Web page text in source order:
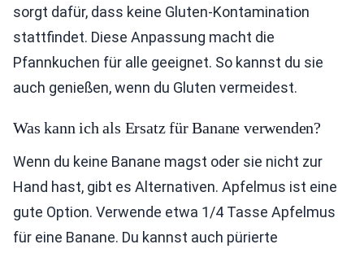
sorgt dafür, dass keine Gluten-Kontamination
stattfindet. Diese Anpassung macht die
Pfannkuchen für alle geeignet. So kannst du sie
auch genießen, wenn du Gluten vermeidest.
Was kann ich als Ersatz für Banane verwenden?
Wenn du keine Banane magst oder sie nicht zur
Hand hast, gibt es Alternativen. Apfelmus ist eine
gute Option. Verwende etwa 1/4 Tasse Apfelmus
für eine Banane. Du kannst auch pürierte